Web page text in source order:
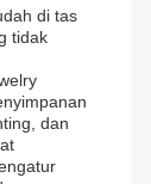
di tas
tidak
dan